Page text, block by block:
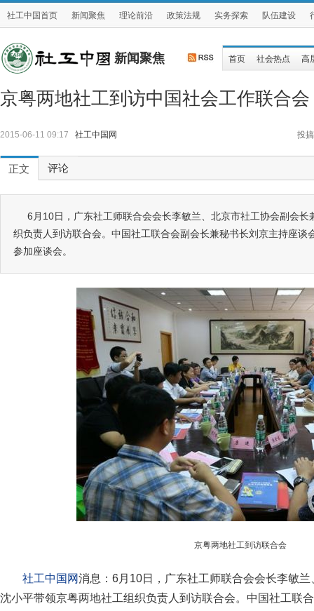
社工中国首页 新闻聚焦 理论前沿 政策法规 实务探索 队伍建设
新闻聚焦 首页 社会热点 高
京粤两地社工到访中国社会工作联合会
2015-06-11 09:17 社工中国网 投搞
正文 评论
6月10日，广东社工师联合会会长李敏兰、北京市社工协会副会
织负责人到访联合会。中国社工联合会副会长兼秘书长刘京主持座谈
参加座谈会。
京粤两地社工到访联合会
社工中国网消息：6月10日，广东社工师联合会会长李敏
沈小平带领京粤两地社工组织负责人到访联合会。中国社工联